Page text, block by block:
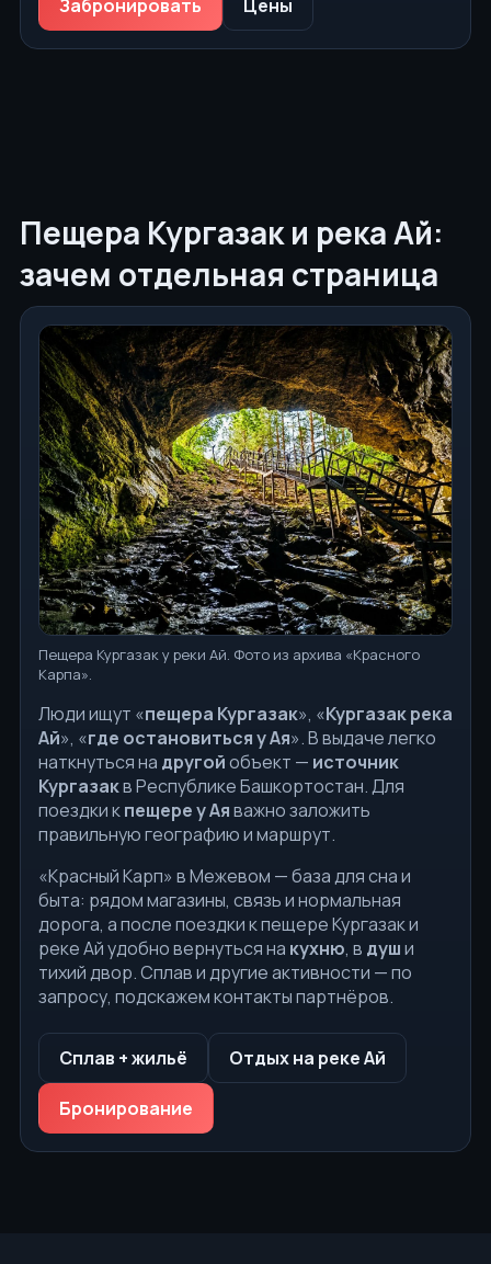
Забронировать Цены
Пещера Кургазак и река Ай:
зачем отдельная страница
Пещера Кургазак у реки Ай. Фото из архива «Красного
Карпа».
Люди ищут «пещера Кургазак», «Кургазак река
Ай», «где остановиться у Ая». В выдаче легко
наткнуться на другойобъект — источник
Кургазакв Республике Башкортостан. Для
поездки кпещере у Аяважно заложить
правильную географию и маршрут.
«Красный Карп» в Межевом — база для сна и
быта: рядом магазины, связь и нормальная
дорога, а после поездки к пещере Кургазак и
реке Ай удобно вернуться на кухню, в души
тихий двор. Сплав и другие активности — по
запросу, подскажем контакты партнёров.
Сплав + жильё Отдых на реке Ай
Бронирование